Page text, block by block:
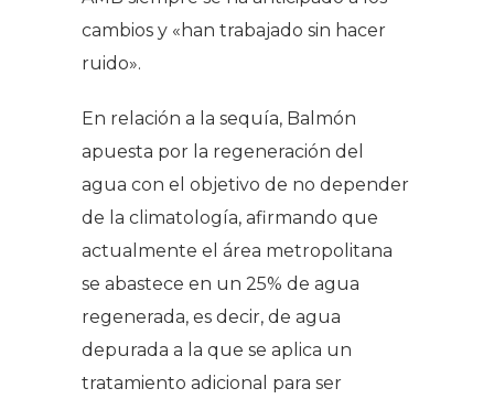
cambios y «han trabajado sin hacer
ruido».
En relación a la sequía, Balmón
apuesta por la regeneración del
agua con el objetivo de no depender
de la climatología, afirmando que
actualmente el área metropolitana
se abastece en un 25% de agua
regenerada, es decir, de agua
depurada a la que se aplica un
tratamiento adicional para ser